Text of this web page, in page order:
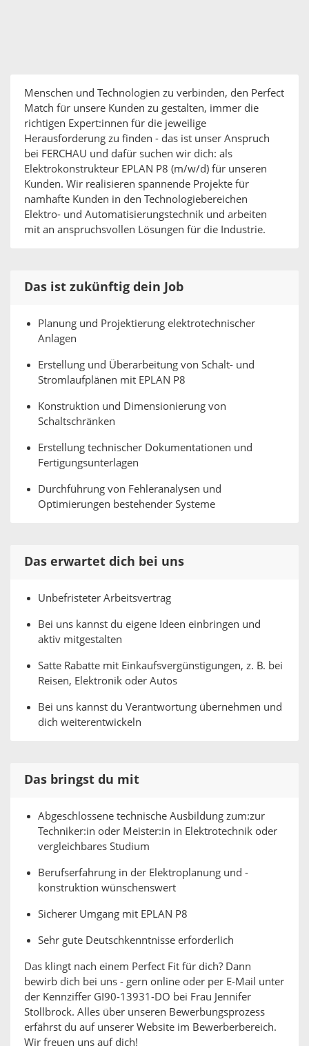
Menschen und Technologien zu verbinden, den Perfect
Match für unsere Kunden zu gestalten, immer die
richtigen Expert:innen für die jeweilige
Herausforderung zu finden - das ist unser Anspruch
bei FERCHAU und dafür suchen wir dich: als
Elektrokonstrukteur EPLAN P8 (m/w/d) für unseren
Kunden. Wir realisieren spannende Projekte für
namhafte Kunden in den Technologiebereichen
Elektro- und Automatisierungstechnik und arbeiten
mit an anspruchsvollen Lösungen für die Industrie.
Das ist zukünftig dein Job
Planung und Projektierung elektrotechnischer
Anlagen
Erstellung und Überarbeitung von Schalt- und
Stromlaufplänen mit EPLAN P8
Konstruktion und Dimensionierung von
Schaltschränken
Erstellung technischer Dokumentationen und
Fertigungsunterlagen
Durchführung von Fehleranalysen und
Optimierungen bestehender Systeme
Das erwartet dich bei uns
Unbefristeter Arbeitsvertrag
Bei uns kannst du eigene Ideen einbringen und
aktiv mitgestalten
Satte Rabatte mit Einkaufsvergünstigungen, z. B. bei
Reisen, Elektronik oder Autos
Bei uns kannst du Verantwortung übernehmen und
dich weiterentwickeln
Das bringst du mit
Abgeschlossene technische Ausbildung zum:zur
Techniker:in oder Meister:in in Elektrotechnik oder
vergleichbares Studium
Berufserfahrung in der Elektroplanung und -
konstruktion wünschenswert
Sicherer Umgang mit EPLAN P8
Sehr gute Deutschkenntnisse erforderlich
Das klingt nach einem Perfect Fit für dich? Dann
bewirb dich bei uns - gern online oder per E-Mail unter
der Kennziffer GI90-13931-DO bei Frau Jennifer
Stollbrock. Alles über unseren Bewerbungsprozess
erfährst du auf unserer Website im Bewerberbereich.
Wir freuen uns auf dich!